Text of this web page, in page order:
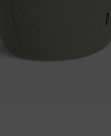
ADD TO CART